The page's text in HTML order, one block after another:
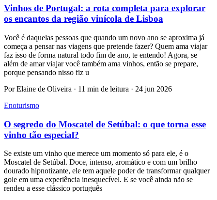
Vinhos de Portugal: a rota completa para explorar
os encantos da região vinícola de Lisboa
Você é daquelas pessoas que quando um novo ano se aproxima já
começa a pensar nas viagens que pretende fazer? Quem ama viajar
faz isso de forma natural todo fim de ano, te entendo! Agora, se
além de amar viajar você também ama vinhos, então se prepare,
porque pensando nisso fiz u
Por Elaine de Oliveira · 11 min de leitura · 24 jun 2026
Enoturismo
O segredo do Moscatel de Setúbal: o que torna esse
vinho tão especial?
Se existe um vinho que merece um momento só para ele, é o
Moscatel de Setúbal. Doce, intenso, aromático e com um brilho
dourado hipnotizante, ele tem aquele poder de transformar qualquer
gole em uma experiência inesquecível. E se você ainda não se
rendeu a esse clássico português